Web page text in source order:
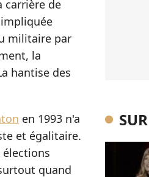
carrière de
militaire par
la
hantise des
en 1993 n'a
et égalitaire.
quand